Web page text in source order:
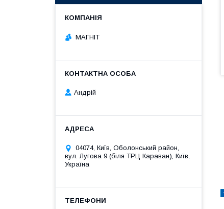
МАГНІТ
Андрій
04074, Київ, Оболонський район,
вул. Лугова 9 (біля ТРЦ Караван), Київ,
Україна